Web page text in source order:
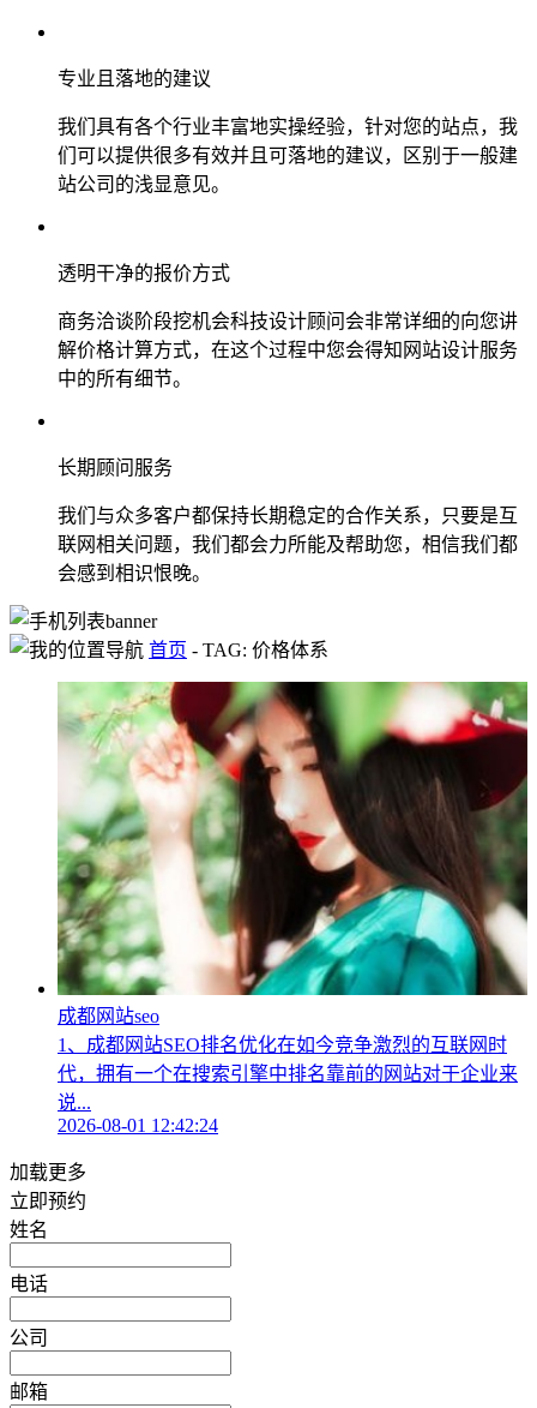
专业且落地的建议
我们具有各个行业丰富地实操经验，针对您的站点，我
们可以提供很多有效并且可落地的建议，区别于一般建
站公司的浅显意见。
透明干净的报价方式
商务洽谈阶段挖机会科技设计顾问会非常详细的向您讲
解价格计算方式，在这个过程中您会得知网站设计服务
中的所有细节。
长期顾问服务
我们与众多客户都保持长期稳定的合作关系，只要是互
联网相关问题，我们都会力所能及帮助您，相信我们都
会感到相识恨晚。
首页 - TAG: 价格体系
成都网站seo
1、成都网站SEO排名优化在如今竞争激烈的互联网时
代，拥有一个在搜索引擎中排名靠前的网站对于企业来
说...
2026-08-01 12:42:24
加载更多
立即预约
姓名
电话
公司
邮箱